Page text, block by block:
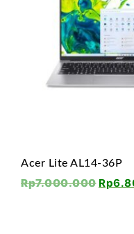
Acer Lite AL14-36P
Rp7.000.000 Rp